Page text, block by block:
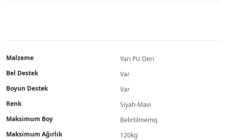
Malzeme
Yarı PU Deri
Bel Destek
Var
Boyun Destek
Var
Renk
Siyah-Mavi
Maksimum Boy
Belirtilmemiş
Maksimum Ağırlık
120kg